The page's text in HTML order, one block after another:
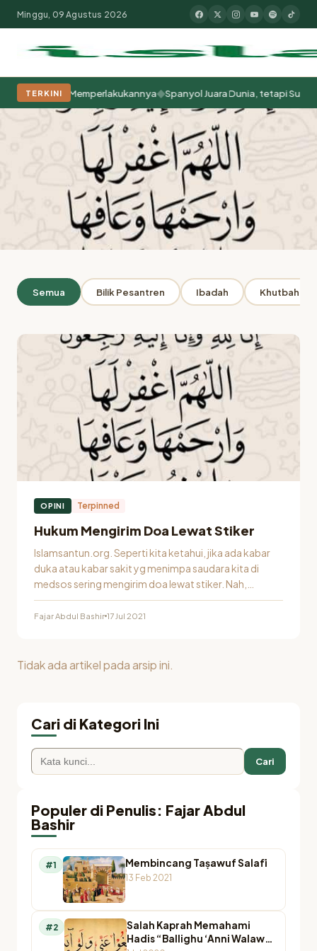
Populer:Moderasi BeragamaKhutbah JumatPesantrenTokoh
Minggu, 09 Agustus 2026
TERKINI
Kita Memperlakukannya◆Spanyol Juara Dunia, tetapi Sudah
ARSIP
Penulis: Fajar Abdul Bashir
Khodim di Ma'had Ar-Risalah, Yogyakarta
Semua Bilik Pesantren Ibadah Khutbah
OPINI Terpinned
Hukum Mengirim Doa Lewat Stiker
Islamsantun.org. Seperti kita ketahui, jika ada kabar
duka atau kabar sakit yg menimpa saudara kita di
medsos sering mengirim doa lewat stiker. Nah,
bagaimana hukumnya? Doa yang dikirim…
Fajar Abdul Bashir 17 Jul 2021
Tidak ada artikel pada arsip ini.
Cari di Kategori Ini
Cari
Populer di Penulis: Fajar Abdul
Bashir
#1 Membincang Taṣawuf Salafī
13 Feb 2021
#2
Salah Kaprah Memahami
Hadis “Ballighu ‘Anni Walaw